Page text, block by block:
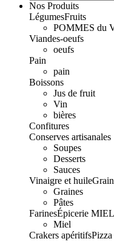
Nos Produits
LégumesFruits
POMMES du
Viandes-oeufs
oeufs
Pain
pain
Boissons
Jus de fruit
Vin
bières
Confitures
Conserves artisanales
Soupes
Desserts
Sauces
Vinaigre et huile
Graines
Pâtes
FarinesÉpicerie MIEL
Miel
Crakers apéritifs